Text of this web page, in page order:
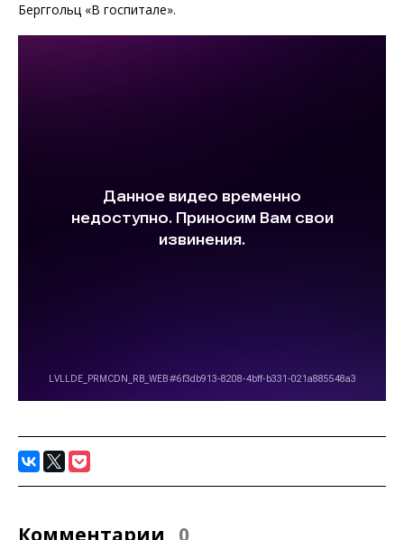
Берггольц «В госпитале».
Комментарии 0